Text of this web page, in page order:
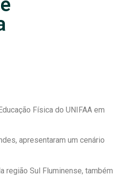
Física do UNIFAA em
apresentaram um cenário
região Sul Fluminense, também